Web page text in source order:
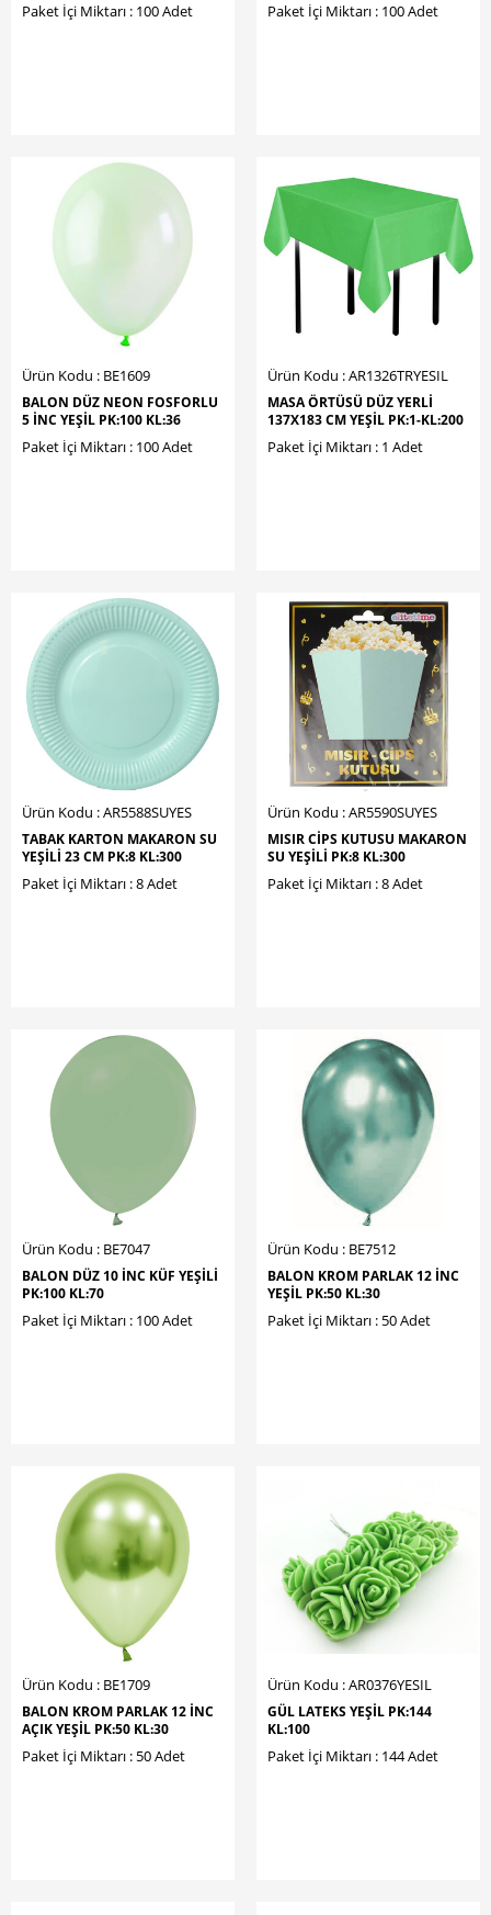
Paket İçi Miktarı : 100 Adet Paket İçi Miktarı : 100 Adet
Ürün Kodu : BE1609
BALON DÜZ NEON FOSFORLU
5 İNC YEŞİL PK:100 KL:36
Paket İçi Miktarı : 100 Adet
Ürün Kodu : AR1326TRYESIL
MASA ÖRTÜSÜ DÜZ YERLİ
137X183 CM YEŞİL PK:1-KL:200
Paket İçi Miktarı : 1 Adet
Ürün Kodu : AR5588SUYES
TABAK KARTON MAKARON SU
YEŞİLİ 23 CM PK:8 KL:300
Paket İçi Miktarı : 8 Adet
Ürün Kodu : AR5590SUYES
MISIR CİPS KUTUSU MAKARON
SU YEŞİLİ PK:8 KL:300
Paket İçi Miktarı : 8 Adet
Ürün Kodu : BE7047
BALON DÜZ 10 İNC KÜF YEŞİLİ
PK:100 KL:70
Paket İçi Miktarı : 100 Adet
Ürün Kodu : BE7512
BALON KROM PARLAK 12 İNC
YEŞİL PK:50 KL:30
Paket İçi Miktarı : 50 Adet
Ürün Kodu : BE1709
BALON KROM PARLAK 12 İNC
AÇIK YEŞİL PK:50 KL:30
Paket İçi Miktarı : 50 Adet
Ürün Kodu : AR0376YESIL
GÜL LATEKS YEŞİL PK:144
KL:100
Paket İçi Miktarı : 144 Adet